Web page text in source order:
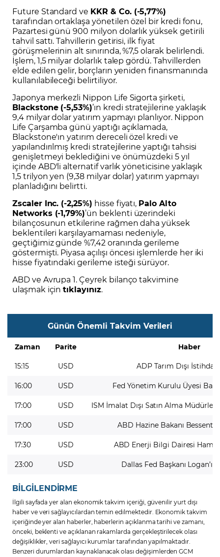
Future Standard ve KKR & Co. (-5,77%)
tarafından ortaklaşa yönetilen özel bir kredi fonu,
Pazartesi günü 900 milyon dolarlık yüksek getirili
tahvil sattı. Tahvillerin getirisi, ilk fiyat
görüşmelerinin alt sınırında, %7,5 olarak belirlendi.
İşlem, 1,5 milyar dolarlık talep gördü. Tahvillerden
elde edilen gelir, borçların yeniden finansmanında
kullanılabileceği belirtiliyor.
Japonya merkezli Nippon Life Sigorta şirketi,
Blackstone (-5,53%)’ın kredi stratejilerine yaklaşık
9,4 milyar dolar yatırım yapmayı planlıyor. Nippon
Life Çarşamba günü yaptığı açıklamada,
Blackstone'ın yatırım dereceli özel kredi ve
yapılandırılmış kredi stratejilerine yaptığı tahsisi
genişletmeyi beklediğini ve önümüzdeki 5 yıl
içinde ABD'li alternatif varlık yöneticisine yaklaşık
1,5 trilyon yen (9,38 milyar dolar) yatırım yapmayı
planladığını belirtti.
Zscaler Inc. (-2,25%) hisse fiyatı, Palo Alto
Networks (-1,79%)’ün beklenti üzerindeki
bilançosunun etkilerine rağmen daha yüksek
beklentileri karşılayamaması nedeniyle,
geçtiğimiz günde %7,42 oranında gerileme
göstermişti. Piyasa açılışı öncesi işlemlerde her iki
hisse fiyatındaki gerileme isteği sürüyor.
ABD ve Avrupa 1. Çeyrek bilanço takvimine
ulaşmak içintıklayınız.
Günün Önemli Takvim Verileri
Zaman Parite Haber
15:15 USD ADP Tarım Dışı
16:00 USD Fed Yönetim Kurulu Üyesi
17:00 USD ISM İmalat Dışı Satın Alma
17:00 USD ABD Hazine Bakanı
17:30 USD ABD Enerji Bilgi Dairesi Ham
23:00 USD Dallas Fed Başkanı
BİLGİLENDİRME
İlgili sayfada yer alan ekonomik takvim içeriği, güvenilir yurt dışı
haber ve veri sağlayıcılardan temin edilmektedir. Ekonomik takvim
içeriğinde yer alan haberler, haberlerin açıklanma tarihi ve zamanı,
önceki, beklenti ve açıklanan rakamlarda gerçekleştirilecek olası
değişiklikler, veri sağlayıcı kurumlar tarafından yapılmaktadır.
Benzeri durumlardan kaynaklanacak olası değişimlerden GCM